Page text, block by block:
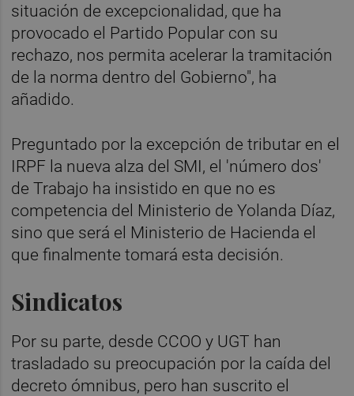
situación de excepcionalidad, que ha
provocado el Partido Popular con su
rechazo, nos permita acelerar la tramitación
de la norma dentro del Gobierno", ha
añadido.
Preguntado por la excepción de tributar en el
IRPF la nueva alza del SMI, el 'número dos'
de Trabajo ha insistido en que no es
competencia del Ministerio de Yolanda Díaz,
sino que será el Ministerio de Hacienda el
que finalmente tomará esta decisión.
Sindicatos
Por su parte, desde CCOO y UGT han
trasladado su preocupación por la caída del
decreto ómnibus, pero han suscrito el